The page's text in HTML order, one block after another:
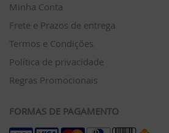
Minha Conta
Frete e Prazos de entrega
Termos e Condições
Política de privacidade
Regras Promocionais
FORMAS DE PAGAMENTO